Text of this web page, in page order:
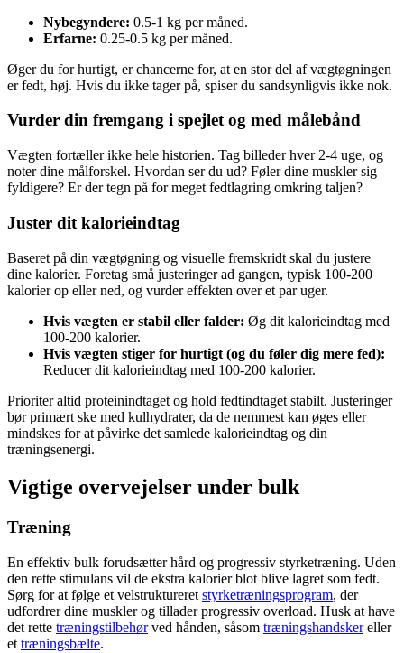
Nybegyndere: 0.5-1 kg per måned.
Erfarne: 0.25-0.5 kg per måned.
Øger du for hurtigt, er chancerne for, at en stor del af vægtøgningen
er fedt, høj. Hvis du ikke tager på, spiser du sandsynligvis ikke nok.
Vurder din fremgang i spejlet og med målebånd
Vægten fortæller ikke hele historien. Tag billeder hver 2-4 uge, og
noter dine målforskel. Hvordan ser du ud? Føler dine muskler sig
fyldigere? Er der tegn på for meget fedtlagring omkring taljen?
Juster dit kalorieindtag
Baseret på din vægtøgning og visuelle fremskridt skal du justere
dine kalorier. Foretag små justeringer ad gangen, typisk 100-200
kalorier op eller ned, og vurder effekten over et par uger.
Hvis vægten er stabil eller falder: Øg dit kalorieindtag med
100-200 kalorier.
Hvis vægten stiger for hurtigt (og du føler dig mere fed):
Reducer dit kalorieindtag med 100-200 kalorier.
Prioriter altid proteinindtaget og hold fedtindtaget stabilt. Justeringer
bør primært ske med kulhydrater, da de nemmest kan øges eller
mindskes for at påvirke det samlede kalorieindtag og din
træningsenergi.
Vigtige overvejelser under bulk
Træning
En effektiv bulk forudsætter hård og progressiv styrketræning. Uden
den rette stimulans vil de ekstra kalorier blot blive lagret som fedt.
Sørg for at følge et velstruktureret styrketræningsprogram, der
udfordrer dine muskler og tillader progressiv overload. Husk at have
det rette træningstilbehørved hånden, såsom træningshandskereller
et træningsbælte.